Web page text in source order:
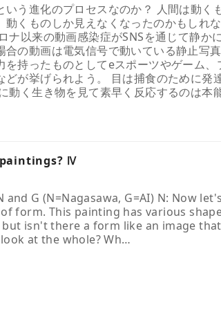
いう進化のプロセスなのか？ 人間は動く
動くものしか見えなくなったのかもしれ
ナ以来の動画感染症がSNSを通じて静か
合の動画は電気信号で動いている静止写
を持ったものとしてeスポーツやゲーム、
どが挙げられよう。 目は捕食のために発
動く生き物を見て素早く反応するのは本
Ⅳ
and G (N=Nagasawa, G=AI) N: Now
form. This painting has various
isn't there a form like an image that
at the whole? Wh…